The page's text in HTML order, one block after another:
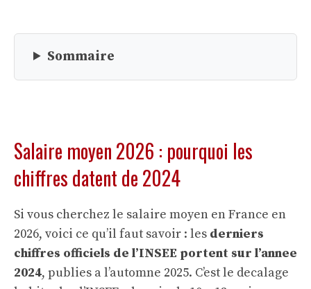
Sommaire
Salaire moyen 2026 : pourquoi les
chiffres datent de 2024
Si vous cherchez le salaire moyen en France en
2026, voici ce qu’il faut savoir : les derniers
chiffres officiels de l’INSEE portent sur l’annee
2024, publies a l’automne 2025. C’est le decalage